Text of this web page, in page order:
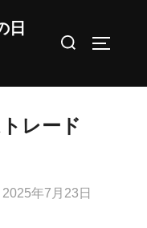
日
検
レード
投
2025年7月23日